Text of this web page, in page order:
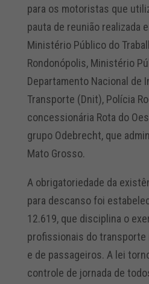
para os motoristas que
pauta de reunião realizada
Ministério Público do
Rondonópolis, Ministério
Departamento Nacional de
Transporte (Dnit), Polícia
concessionária Rota do
grupo Odebrecht, que
Mato Grosso.
A obrigatoriedade da
para descanso foi
12.619, que disciplina o
profissionais do transporte
e de passageiros. A lei
controle de jornada de